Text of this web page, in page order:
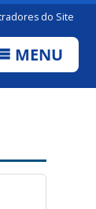
do Site
MENU